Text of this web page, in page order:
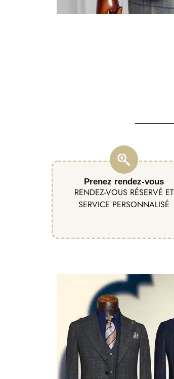
Prenez rendez-vous
RENDEZ-VOUS RÉSERVÉ ET
SERVICE PERSONNALISÉ